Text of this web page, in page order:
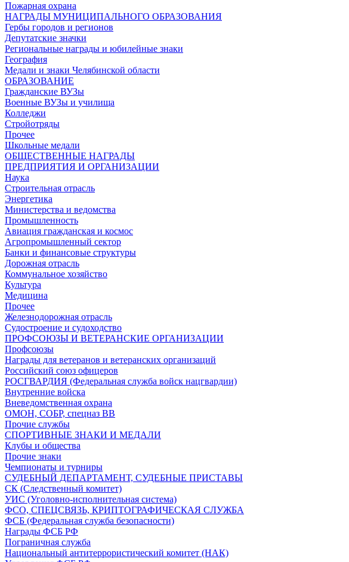
Пожарная охрана
НАГРАДЫ МУНИЦИПАЛЬНОГО ОБРАЗОВАНИЯ
Гербы городов и регионов
Депутатские значки
Региональные награды и юбилейные знаки
География
Медали и знаки Челябинской области
ОБРАЗОВАНИЕ
Гражданские ВУЗы
Военные ВУЗы и училища
Колледжи
Стройотряды
Прочее
Школьные медали
ОБЩЕСТВЕННЫЕ НАГРАДЫ
ПРЕДПРИЯТИЯ И ОРГАНИЗАЦИИ
Наука
Строительная отрасль
Энергетика
Министерства и ведомства
Промышленность
Авиация гражданская и космос
Агропромышленный сектор
Банки и финансовые структуры
Дорожная отрасль
Коммунальное хозяйство
Культура
Медицина
Прочее
Железнодорожная отрасль
Судостроение и судоходство
ПРОФСОЮЗЫ И ВЕТЕРАНСКИЕ ОРГАНИЗАЦИИ
Профсоюзы
Награды для ветеранов и ветеранских организаций
Российский союз офицеров
РОСГВАРДИЯ (Федеральная служба войск нацгвардии)
Внутренние войска
Вневедомственная охрана
ОМОН, СОБР, спецназ ВВ
Прочие службы
СПОРТИВНЫЕ ЗНАКИ И МЕДАЛИ
Клубы и общества
Прочие знаки
Чемпионаты и турниры
СУДЕБНЫЙ ДЕПАРТАМЕНТ, СУДЕБНЫЕ ПРИСТАВЫ
СК (Следственный комитет)
УИС (Уголовно-исполнительная система)
ФСО, СПЕЦСВЯЗЬ, КРИПТОГРАФИЧЕСКАЯ СЛУЖБА
ФСБ (Федеральная служба безопасности)
Награды ФСБ РФ
Пограничная служба
Национальный антитеррористический комитет (НАК)